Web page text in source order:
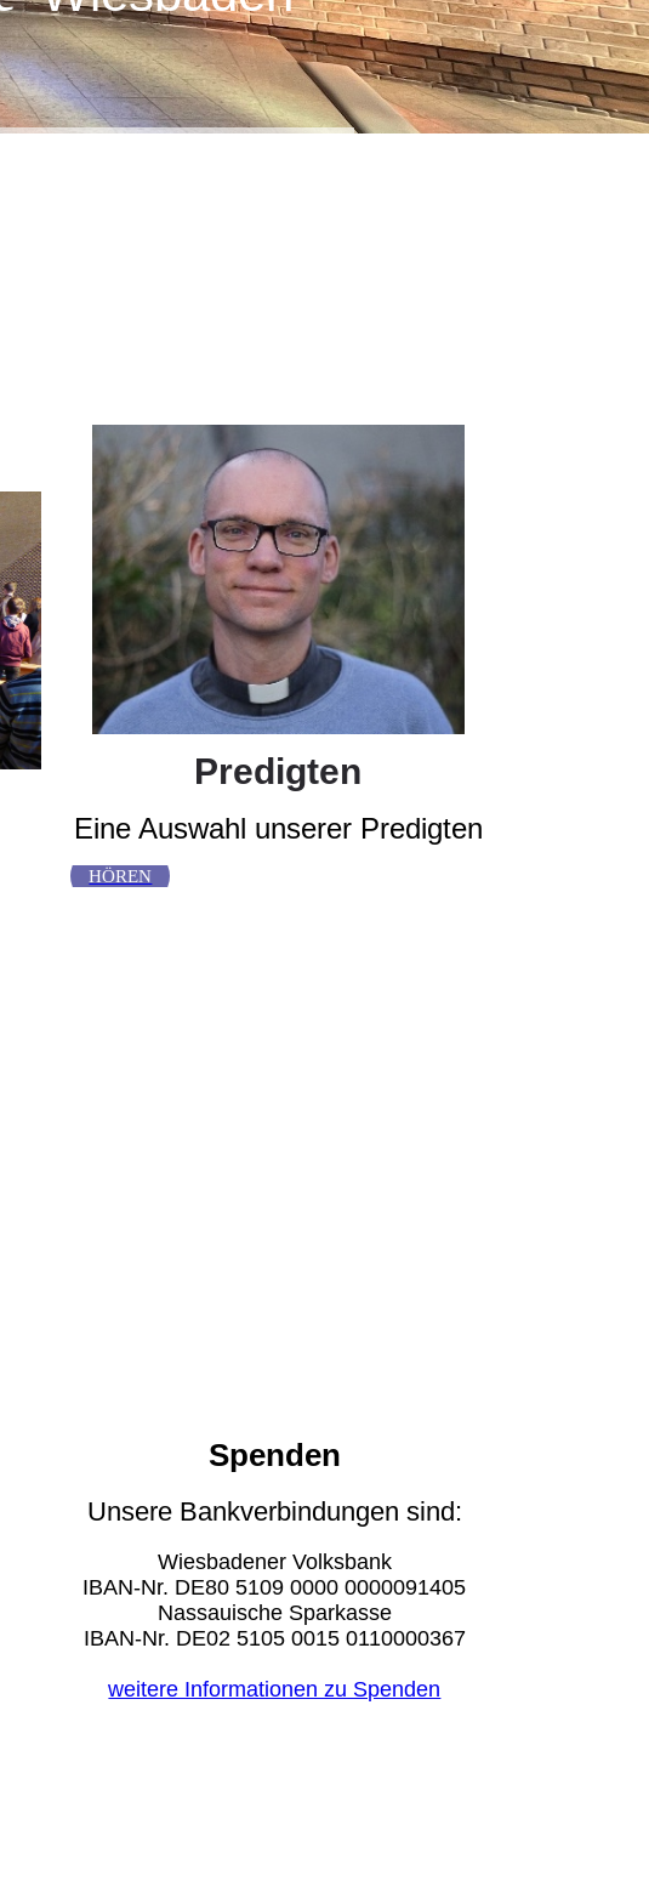
Predigten
Eine Auswahl unserer Predigten
HÖREN
Spenden
Unsere Bankverbindungen sind:
Wiesbadener Volksbank
IBAN-Nr. DE80 5109 0000 0000091405
Nassauische Sparkasse
IBAN-Nr. DE02 5105 0015 0110000367
weitere Informationen zu Spenden